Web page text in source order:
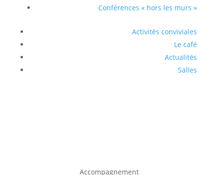
Conférences « hors les murs »
Activités conviviales
Le café
Actualités
Salles
Accompagnement